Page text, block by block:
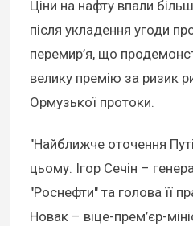
Ціни на нафту впали
після укладення угоди
перемир’я, що
велику премію за ризик
Ормузької протоки.
"Найближче оточення
цьому. Ігор Сечін –
"Роснефти" та голова її
Новак – віце-прем’єр-